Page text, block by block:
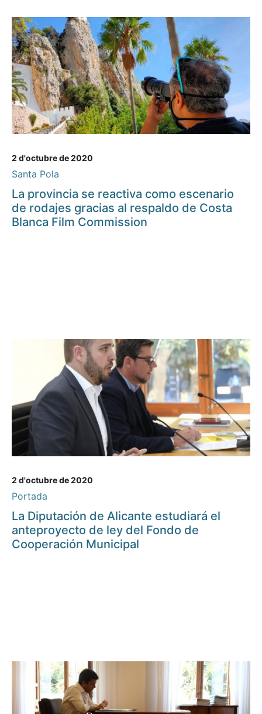
2 d'octubre de 2020
Santa Pola
La provincia se reactiva como escenario
de rodajes gracias al respaldo de Costa
Blanca Film Commission
2 d'octubre de 2020
Portada
La Diputación de Alicante estudiará el
anteproyecto de ley del Fondo de
Cooperación Municipal